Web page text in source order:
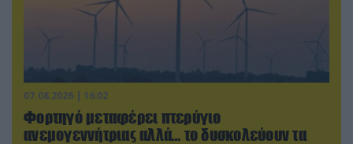
07.08.2026 | 16:02
Φορτηγό μεταφέρει πτερύγιο
ανεμογεννήτριας αλλά… το δυσκολεύουν τα